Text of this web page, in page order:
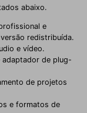
abaixo.
e
redistribuída.
e vídeo.
adaptador de plug-
de projetos
e formatos de